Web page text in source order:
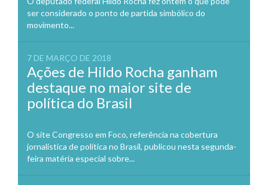
ser considerado o ponto de partida simbólico do
movimento...
7 DE MARÇO DE 2018
Ações de Hildo Rocha ganham
destaque no maior site de
política do Brasil
O site Congresso em Foco, referência na cobertura
jornalística de política no Brasil, publicou nesta segunda-
feira matéria especial sobre...